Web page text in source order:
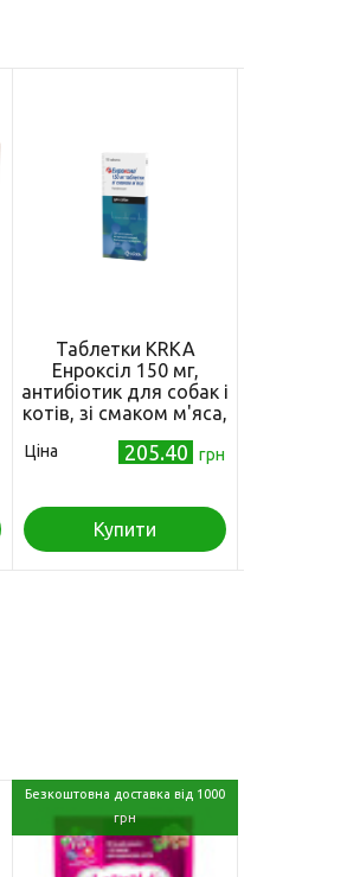
Таблетки KRKA
Енроксіл 150 мг,
антибіотик для собак і
котів, зі смаком м'яса,
Ціна 205.40 грн
Купити
Безкоштовна доставка від 1000
грн